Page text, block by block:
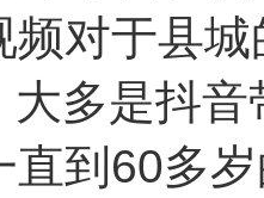
频对于县
大多是抖
直到60多